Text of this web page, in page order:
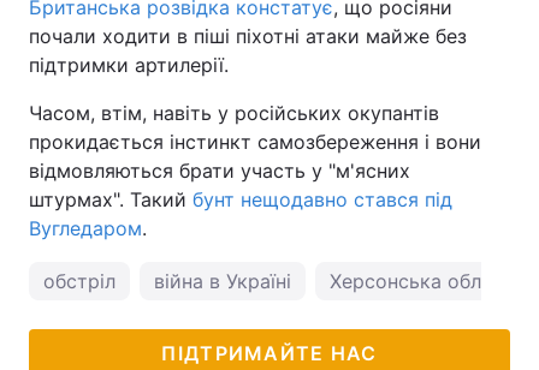
Британська розвідка констатує, що росіяни
почали ходити в піші піхотні атаки майже без
підтримки артилерії.
Часом, втім, навіть у російських окупантів
прокидається інстинкт самозбереження і вони
відмовляються брати участь у "м'ясних
штурмах". Такий бунт нещодавно стався під
Вугледаром.
обстріл війна в Україні Херсонська область
ПІДТРИМАЙТЕ НАС